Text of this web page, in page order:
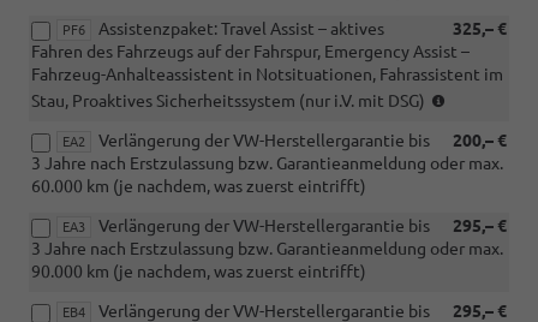
PF6 325,– €
Assistenzpaket: Travel Assist – aktives
Fahren des Fahrzeugs auf der Fahrspur, Emergency Assist –
Fahrzeug-Anhalteassistent in Notsituationen, Fahrassistent im
Stau, Proaktives Sicherheitssystem (nur i.V. mit DSG)
DSG)
EA2 200,– €
Verlängerung der VW-Herstellergarantie bis
3 Jahre nach Erstzulassung bzw. Garantieanmeldung oder max.
60.000 km (je nachdem, was zuerst eintrifft)
EA3 295,– €
Verlängerung der VW-Herstellergarantie bis
3 Jahre nach Erstzulassung bzw. Garantieanmeldung oder max.
90.000 km (je nachdem, was zuerst eintrifft)
EB4 295,– €
Verlängerung der VW-Herstellergarantie bis